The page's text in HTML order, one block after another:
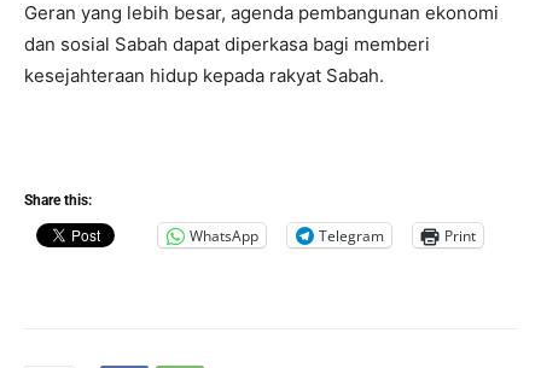
Geran yang lebih besar, agenda pembangunan ekonomi
dan sosial Sabah dapat diperkasa bagi memberi
kesejahteraan hidup kepada rakyat Sabah.
Share this:
WhatsApp Telegram Print